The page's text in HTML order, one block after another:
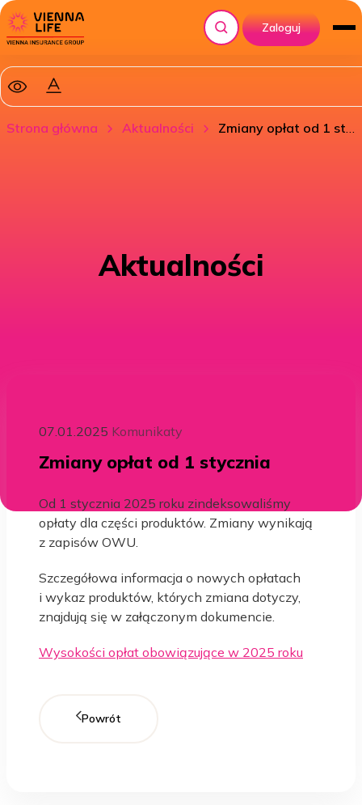
Szukaj
Zaloguj
Strona główna Aktualności Zmiany opłat od 1 stycznia
Aktualności
07.01.2025 Komunikaty
Zmiany opłat od 1 stycznia
Od 1 stycznia 2025 roku zindeksowaliśmy
opłaty dla części produktów. Zmiany wynikają
z zapisów OWU.
Szczegółowa informacja o nowych opłatach
i wykaz produktów, których zmiana dotyczy,
znajdują się w załączonym dokumencie.
Wysokości opłat obowiązujące w 2025 roku
Powrót